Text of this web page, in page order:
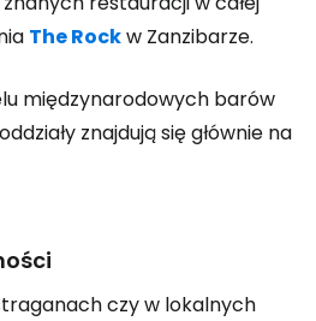
The Rockw Zanzibarze.
międzynarodowych barów
znajdują się głównie na
czy w lokalnych